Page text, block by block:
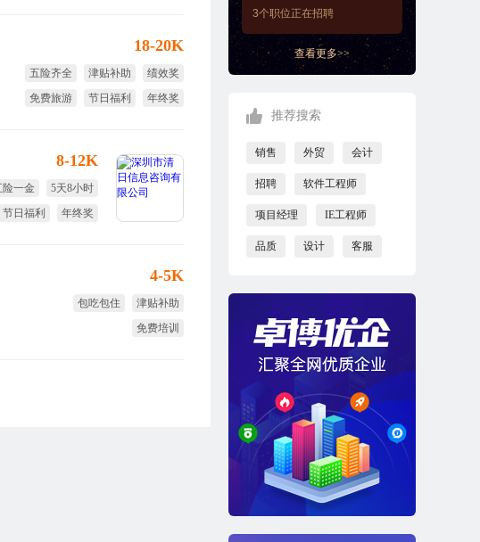
3个职位正在招聘
查看更多>>
推荐搜索
销售 外贸 会计
招聘 软件工程师
项目经理 IE工程师
品质 设计 客服
18-20K
五险齐全 津贴补助
绩效奖
免费旅游
节日福利 年终奖
8-12K
险一金
5天8小时
节日福利
年终奖
4-5K
包吃包住
津贴补助
免费培训